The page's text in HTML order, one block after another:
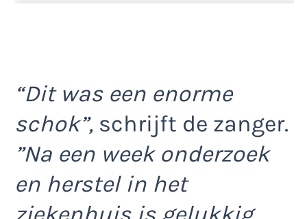
“Dit was een enorme
schok”, schrijft de zanger.
”Na een week onderzoek
en herstel in het